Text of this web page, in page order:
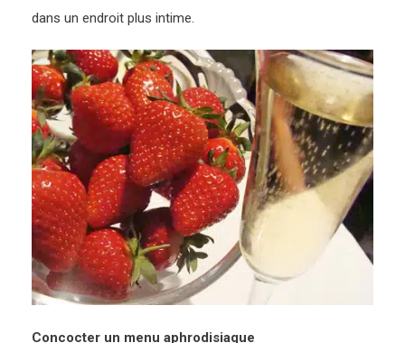
dans un endroit plus intime.
Concocter un menu aphrodisiaque